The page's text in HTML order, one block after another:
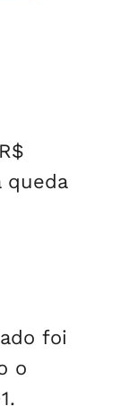
queda
foi
o